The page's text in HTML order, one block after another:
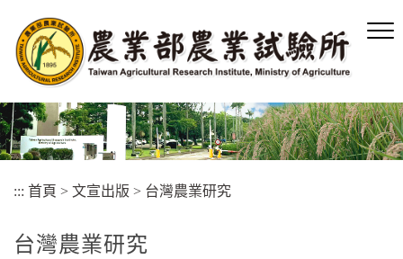
容
區
塊
::: 首頁 > 文宣出版 > 台灣農業研究
台灣農業研究